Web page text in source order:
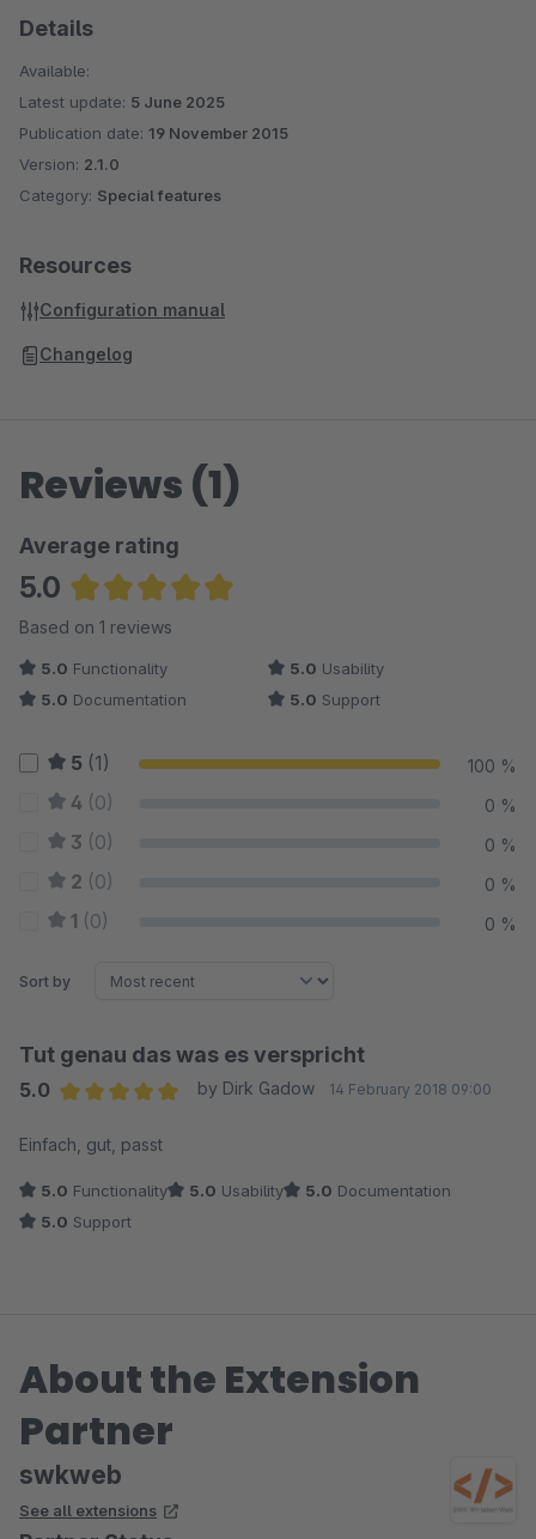
Details
Available:
Latest update: 5 June 2025
Publication date: 19 November 2015
Version: 2.1.0
Category: Special features
Resources
Configuration manual
Changelog
Reviews (1)
Average rating
5.0
Average rating of 5 out of 5 stars
Based on 1 reviews
5.0 Functionality 5.0 Usability
5.0 Documentation 5.0 Support
5 (1) 100 %
4 (0) 0 %
3 (0) 0 %
2 (0) 0 %
1 (0) 0 %
Sort by
Tut genau das was es verspricht
5.0
by Dirk Gadow 14 February 2018 09:00
Einfach, gut, passt
5.0 Functionality 5.0 Usability 5.0 Documentation
5.0 Support
About the Extension
Partner
swkweb
See all extensions